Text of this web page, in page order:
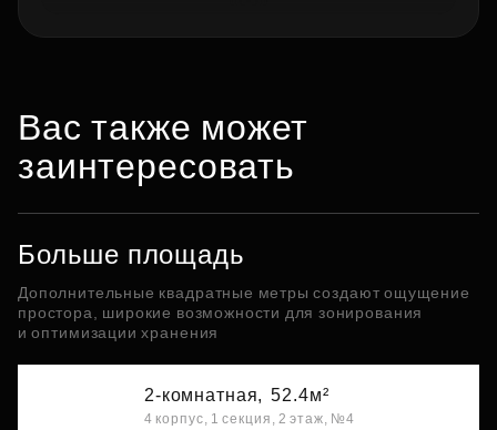
Вас также может
заинтересовать
Больше площадь
Дополнительные квадратные метры создают ощущение
простора, широкие возможности для зонирования
и оптимизации хранения
2-комнатная, 52.4м²
4 корпус, 1 секция, 2 этаж, №4